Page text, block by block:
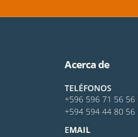
Acerca de
TELÉFONOS
+596 596 71 56 56
+594 594 44 80 56
EMAIL